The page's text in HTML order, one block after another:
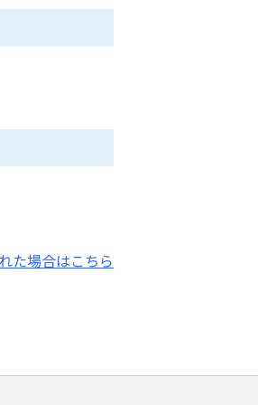
た場合はこちら